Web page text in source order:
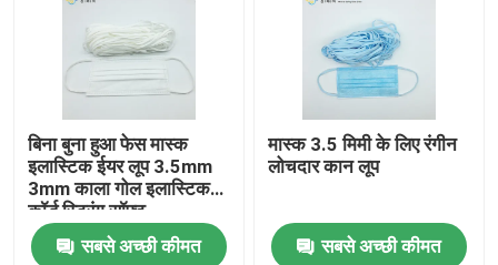
धातु नाक तार
ईयरलूप बनाने की मशीन
बिना बुना हुआ फेस मास्क
इलास्टिक ईयर लूप 3.5mm
3mm काला गोल इलास्टिक
कॉर्ड स्ट्रिंग सॉफ्ट
सबसे अच्छी कीमत
मास्क 3.5 मिमी के लिए रंगीन
लोचदार कान लूप
सबसे अच्छी कीमत